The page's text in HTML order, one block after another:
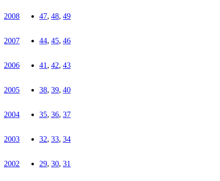
2008 47, 48, 49
2007 44, 45, 46
2006 41 , 42, 43
2005 38, 39, 40
2004 35, 36, 37
2003 32, 33, 34
2002 29, 30, 31